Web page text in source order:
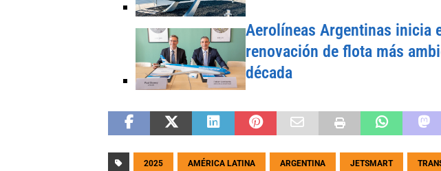
Aerolíneas Argentinas inicia
renovación de flota más
década
2025 AMÉRICA LATINA ARGENTINA JETSMART